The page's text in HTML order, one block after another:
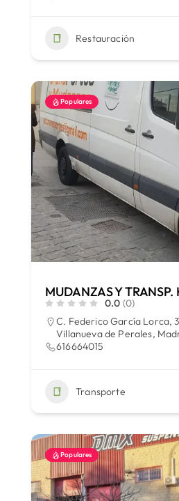
Restauración
Populares
MUDANZAS Y TRANSP.
0.0 (0)
C. Federico García Lorca,
Villanueva de Perales,
616664015
Transporte
Populares